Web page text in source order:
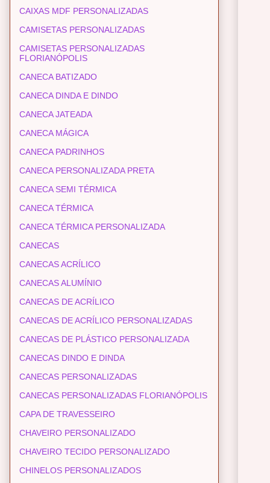
CAIXAS MDF PERSONALIZADAS
CAMISETAS PERSONALIZADAS
CAMISETAS PERSONALIZADAS
FLORIANÓPOLIS
CANECA BATIZADO
CANECA DINDA E DINDO
CANECA JATEADA
CANECA MÁGICA
CANECA PADRINHOS
CANECA PERSONALIZADA PRETA
CANECA SEMI TÉRMICA
CANECA TÉRMICA
CANECA TÉRMICA PERSONALIZADA
CANECAS
CANECAS ACRÍLICO
CANECAS ALUMÍNIO
CANECAS DE ACRÍLICO
CANECAS DE ACRÍLICO PERSONALIZADAS
CANECAS DE PLÁSTICO PERSONALIZADA
CANECAS DINDO E DINDA
CANECAS PERSONALIZADAS
CANECAS PERSONALIZADAS FLORIANÓPOLIS
CAPA DE TRAVESSEIRO
CHAVEIRO PERSONALIZADO
CHAVEIRO TECIDO PERSONALIZADO
CHINELOS PERSONALIZADOS